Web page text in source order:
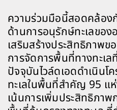
ความร่วมมือนี้สอดคล้อง
ด้านการอนุรักษ์ทะเลขอ
เสริมสร้างประสิทธิภาพ
การจัดการพื้นที่ทางทะเ
ปัจจุบันไวล์ดเอดดำเนินโ
ทะเลในพื้นที่สำคัญ 95 แ
เน้นการเพิ่มประสิทธิภา